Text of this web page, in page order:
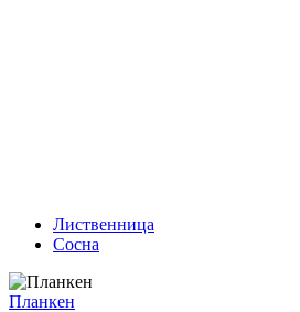
Лиственница
Сосна
Планкен